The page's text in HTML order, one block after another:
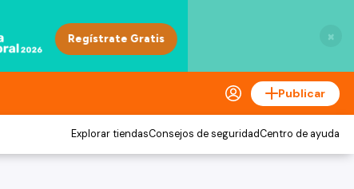
×
Publicar
Explorar tiendasConsejos de seguridadCentro de ayuda